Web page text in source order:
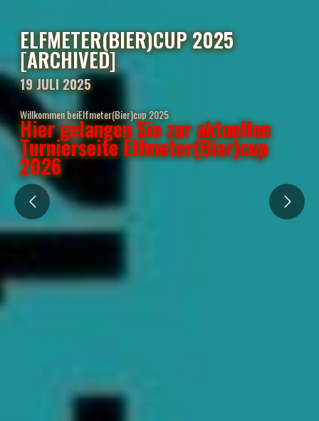
ELFMETER(BIER)CUP 2025
[ARCHIVED]
19 JULI 2025
Willkommen beiElfmeter(Bier)cup 2025
Hier gelangen Sie zur aktuellen
Turnierseite Elfmeter(Bier)cup
2026